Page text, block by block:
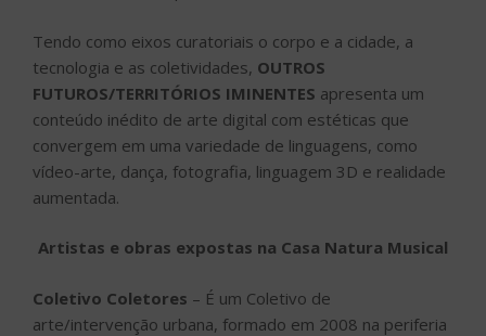
Tendo como eixos curatoriais o corpo e a cidade, a
tecnologia e as coletividades, OUTROS
FUTUROS/TERRITÓRIOS IMINENTES apresenta um
conteúdo inédito de arte digital com estéticas que
convergem em uma variedade de linguagens, como
vídeo-arte, dança, fotografia, linguagem 3D e realidade
aumentada.
Artistas e obras expostas na Casa Natura Musical
Coletivo Coletores – É um Coletivo de
arte/intervenção urbana, formado em 2008 na periferia